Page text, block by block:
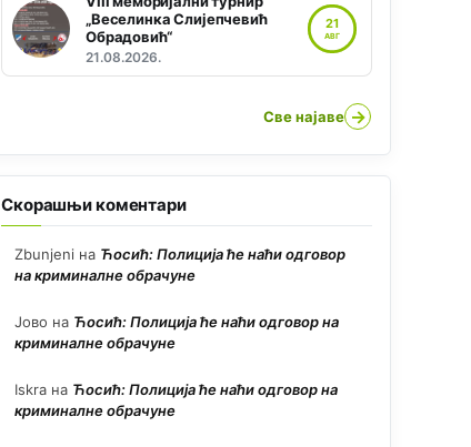
„Веселинка Слијепчевић
Обрадовић“
21.08.2026.
21
АВГ
Све најаве →
Скорашњи коментари
Zbunjeni на Ћосић: Полиција ће наћи одговор
на криминалне обрачуне
Јово на Ћосић: Полиција ће наћи одговор на
криминалне обрачуне
Iskra на Ћосић: Полиција ће наћи одговор на
криминалне обрачуне